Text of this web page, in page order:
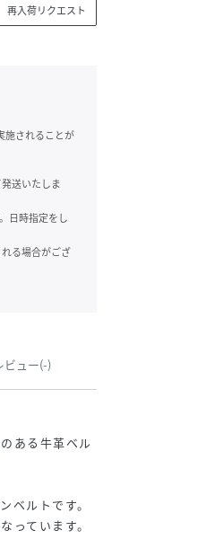
再入荷リクエスト
施されることが
送いたしま
日時指定をし
れる場合がござ
ビュー(-)
ある牛革ベル
ベルトです。
っています。